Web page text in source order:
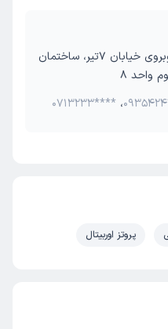
شیراز، خیابان زند، روبروی خیابان 7تیر، ساختمان
واحد 8
0713233**** ،
پروتز اوربیتال